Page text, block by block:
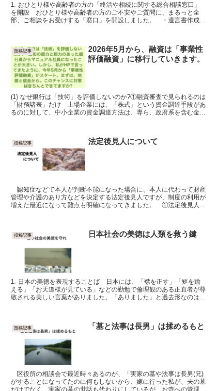
1. おひとり様や高齢者の方の「終活や相続に関する総合相談窓口」
を開設 おひとり様や高齢者の方のご不安やご質問に、まるっと全
部、ご相談をお受けする「窓口」を開設しました。 ・遺言書作成が
投稿記事
2026年5月から、融資は「事業性
評価融資」に移行していきます。
(1) なぜ銀行は「技術」を評価しないのか?①融資審査で見られるのは
「財務諸表」だけ 上場企業には、「株式」という資金調達手段があ
るのに対して、中小企業の資金調達方法は、専ら、政府系を含む金融
投稿記事 法定後見人について
認知症などで本人が判断不能になった場合に、本人に代わって財産
管理や介護のあり方などを決定する法定後見人ですが、制度の利用が
増えた最近になって難点も明確になってきました。 ①法定後見人は
投稿記事 日本社会の美徳は人類を救う鍵
1. 日本の美徳を表現することば 日本には、「襟を正す」「矩を踰
える」「お天道様が見ている」などの勤勉で倫理観のある正直者が尊
敬される美しい言葉がありました。「ありました」と過去形なのは、
投稿記事 「墓と法事は長男」は揉めるもと
区役所の相談会で最近時々あるのが、「実家の墓や法事は長男(兄)
がすることになってたのに何もしないから、嫁に行った私が、夫の墓
だけでなく、実家の墓の世話も代わりにしているが、お寺への管理費